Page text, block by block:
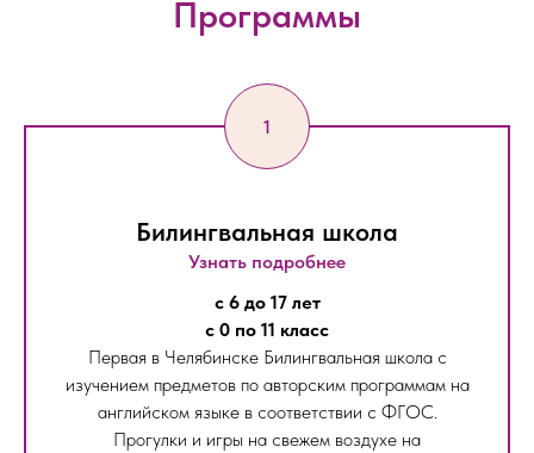
Программы
Билингвальная школа
Узнать подробнее
с 6 до 17 лет
с 0 по 11 класс
Первая в Челябинске Билингвальная школа с
изучением предметов по авторским программам на
английском языке в соответствии с ФГОС.
Прогулки и игры на свежем воздухе на